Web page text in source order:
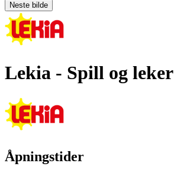
Neste bilde
Lekia - Spill og leker
Åpningstider